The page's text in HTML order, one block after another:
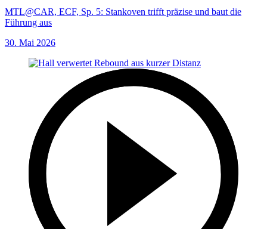
MTL@CAR, ECF, Sp. 5: Stankoven trifft präzise und baut die
Führung aus
30. Mai 2026